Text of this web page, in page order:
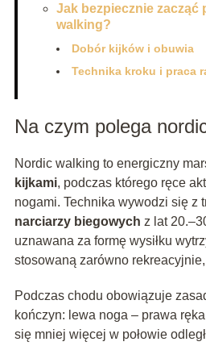
Jak bezpiecznie zacząć
walking?
Dobór kijków i obuwia
Technika kroku i praca
Na czym polega
Nordic walking to energiczny
kijkami, podczas którego ręce
nogami. Technika wywodzi się z
narciarzy biegowych z lat
uznawana za formę wysiłku
stosowaną zarówno
Podczas chodu obowiązuje
kończyn: lewa noga – prawa
się mniej więcej w połowie